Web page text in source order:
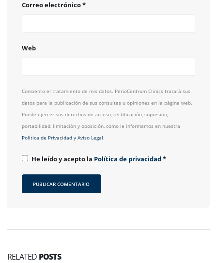
Correo electrónico*
Web
Consiento el tratamiento de mis datos. PerioCentrum Clinics tratará sus
datos para la publicación de sus consultas u opiniones en la página web.
Puede ejercer sus derechos de acceso, rectificación, supresión,
portabilidad, limitación y oposición, como le informamos en nuestra
Política de Privacidad y Aviso Legal.
He leído y acepto la Política de privacidad*
RELATED POSTS